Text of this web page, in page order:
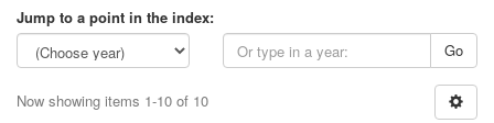
Jump to a point in the index:
Go
Now showing items 1-10 of 10